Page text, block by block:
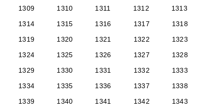
1309
1310 1311 1312
1313
1314
1315 1316 1317
1318
1319
1320 1321 1322
1323
1324
1325 1326 1327
1328
1329
1330 1331 1332
1333
1334
1335 1336 1337
1338
1339
1340 1341 1342
1343